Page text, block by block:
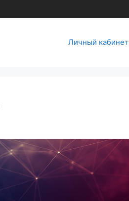
Личный кабинет